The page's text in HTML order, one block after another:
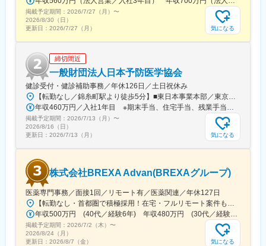
なくてもご就業いただけます。
◎お昼休みの時間帯も自由なので、例えばお子様がおられる方の
場合、お子様の通院やご都合に合わせて業務時間を調整できま
量の大きい働き方ができます）
※現在、関東関西のほか、九州、中部、東北、海外在住の方もいま
す。
・会議や打ち合わせで必要な時は大阪・東京等へ出張（宿泊も伴
います）が発生します。
※国内出張の頻度は1~3回/年です。(一部海外出張の場合がござい
ます。）
30代～40代で構成されています。
お子様がおられる社員が多く、在宅勤務のため子育てしながらキ
ャリアを築ける環境です。
こちらの組織には、内資外資の製薬企業でのCMC業務の経験者や
研究所での経験、CMC薬事の経験者が多いです。
変更の範囲：会社の定める業務
掲載予定期間： 2026/7/27（月） 〜
2026/8/30（日）
更新日： 2026/7/27（月） 気になる
締切間近
一般財団法人日本予防医学協会
健診受付・健診補助事務／年休126日／土日祝休み
【転勤なし／錦糸町駅より徒歩5分】■東日本事業本部／東京都江東区毛利1-19-10 江間忠錦糸町ビル＜アクセス＞JR総武線（快速）、総武線（各駅停車）「錦糸町駅」南口より徒歩5分東京メトロ半蔵門線「錦糸町駅」B1出口より徒歩5分東京メトロ半蔵門線／都営新宿線「住吉駅」B2出口より徒歩5分※受動喫煙対策あり（オフィス内禁煙）
年収460万円／入社1年目 ※期末手当、住宅手当、残業手当（月10時間分）含む
掲載予定期間： 2026/7/13（月） 〜
2026/8/16（日）
更新日： 2026/7/13（月） 気になる
株式会社BREXA Advan(BREXAグループ)
医薬専門事務／面接1回／リモート有／医薬関連／年休127日
【転勤なし・首都圏で積極採用！在宅・フルリモート案件も有り！大手・優良企業が中心♪】■本社／大阪市淀川区宮原3-5-36 新大阪トラストタワー19F変更の範囲、上記を除く当社関連勤務地◆プロジェクト先例東京23区内、横浜、大宮、千葉、その他＜配属先最寄り駅の一例＞飯田橋／日本橋／浜松町／信濃町／四ツ谷／池袋／蒲田 など※過去の配属先は勤務地一覧に記載◆POINT！#大手企業など約300社の取引先あり！（製薬メーカー、製薬関連企業、化粧品関連企業、臨床研究センターなど）#最寄り駅から徒歩5～10分圏内の通いやすいオフィス＃在宅勤務・在宅プロジェクト多数＃定時退社基本＆土日祝休み＃安定性抜群の医療業界で事務として活躍＃未経験入社8割×研修センターで手厚くフォロー＃産育休の取得実績100％#転居を伴う転勤なし※受動喫煙対策：オフィス内禁煙
年収500万円 (40代／経験6年) 年収480万円 (30代／経験4年)
掲載予定期間： 2026/7/2（木） 〜
2026/8/24（月）
更新日： 2026/8/7（金） 気になる